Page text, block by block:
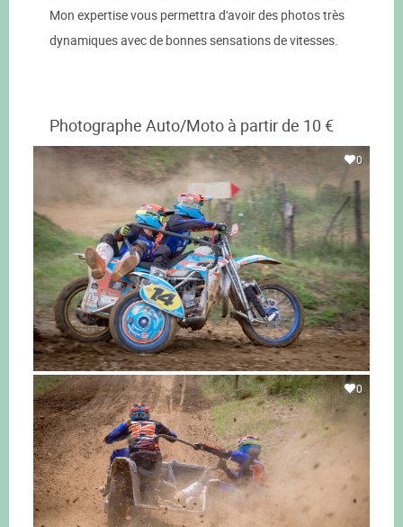
Mon expertise vous permettra d'avoir des photos très
dynamiques avec de bonnes sensations de vitesses.
Photographe Auto/Moto à partir de 10 €
0
0